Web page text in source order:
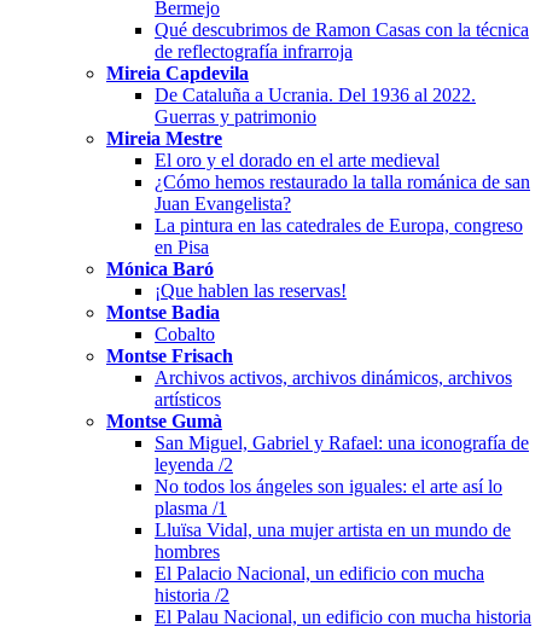
Bermejo
Qué descubrimos de Ramon Casas con la técnica
de reflectografía infrarroja
Mireia Capdevila
De Cataluña a Ucrania. Del 1936 al 2022.
Guerras y patrimonio
Mireia Mestre
El oro y el dorado en el arte medieval
¿Cómo hemos restaurado la talla románica de san
Juan Evangelista?
La pintura en las catedrales de Europa, congreso
en Pisa
Mónica Baró
¡Que hablen las reservas!
Montse Badia
Cobalto
Montse Frisach
Archivos activos, archivos dinámicos, archivos
artísticos
Montse Gumà
San Miguel, Gabriel y Rafael: una iconografía de
leyenda /2
No todos los ángeles son iguales: el arte así lo
plasma /1
Lluïsa Vidal, una mujer artista en un mundo de
hombres
El Palacio Nacional, un edificio con mucha
historia /2
El Palau Nacional, un edificio con mucha historia